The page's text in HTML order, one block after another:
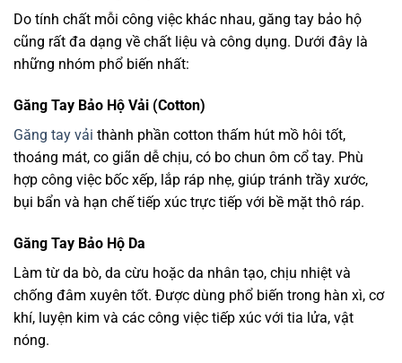
Do tính chất mỗi công việc khác nhau, găng tay bảo hộ
cũng rất đa dạng về chất liệu và công dụng. Dưới đây là
những nhóm phổ biến nhất:
Găng Tay Bảo Hộ Vải (Cotton)
Găng tay vải thành phần cotton thấm hút mồ hôi tốt,
thoáng mát, co giãn dễ chịu, có bo chun ôm cổ tay. Phù
hợp công việc bốc xếp, lắp ráp nhẹ, giúp tránh trầy xước,
bụi bẩn và hạn chế tiếp xúc trực tiếp với bề mặt thô ráp.
Găng Tay Bảo Hộ Da
Làm từ da bò, da cừu hoặc da nhân tạo, chịu nhiệt và
chống đâm xuyên tốt. Được dùng phổ biến trong hàn xì, cơ
khí, luyện kim và các công việc tiếp xúc với tia lửa, vật
nóng.